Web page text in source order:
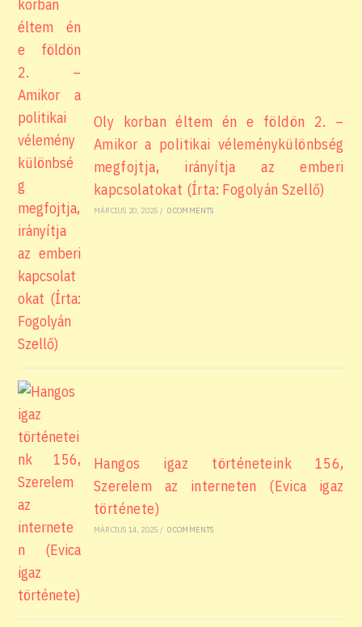
Oly korban éltem én e földön 2. –
Amikor a politikai véleménykülönbség
megfojtja, irányítja az emberi
kapcsolatokat (Írta: Fogolyán Szellő)
MÁRCIUS 20, 2025 / 0 COMMENTS
Hangos igaz történeteink 156,
Szerelem az interneten (Evica igaz
története)
MÁRCIUS 14, 2025 / 0 COMMENTS